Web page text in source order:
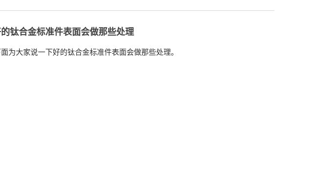
钛合金标准件表面会做那些处理
大家说一下好的钛合金标准件表面会做那些处理。